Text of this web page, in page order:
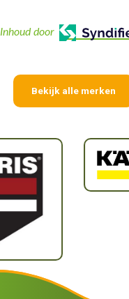
Inhoud door
Bekijk alle merken